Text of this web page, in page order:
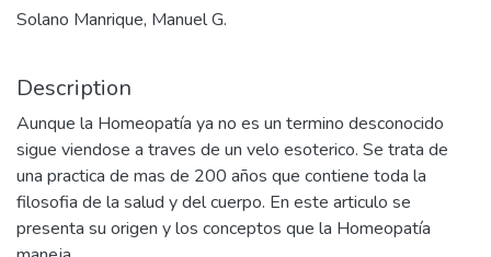
Solano Manrique, Manuel G.
Description
Aunque la Homeopatía ya no es un termino desconocido
sigue viendose a traves de un velo esoterico. Se trata de
una practica de mas de 200 años que contiene toda la
filosofia de la salud y del cuerpo. En este articulo se
presenta su origen y los conceptos que la Homeopatía